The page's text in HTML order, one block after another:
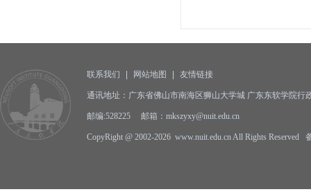
联系我们 网站地图 友情链接
通讯地址：广东省佛山市南海区狮山大学城 广东东软学院行
邮编:528225 邮箱：mkszyxy@nuit.edu.cn
CopyRight @ 2002-2026 www.nuit.edu.cn All Rights Reserved